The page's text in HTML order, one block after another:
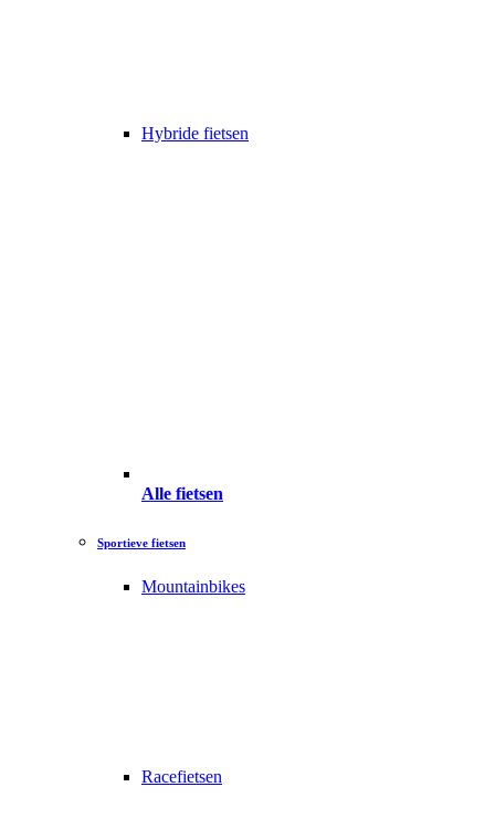
Hybride fietsen
Alle fietsen
Sportieve fietsen
Mountainbikes
Racefietsen